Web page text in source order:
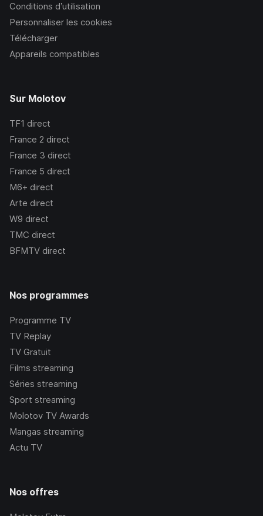
Conditions d’utilisation
Personnaliser les cookies
Télécharger
Appareils compatibles
Sur Molotov
TF1 direct
France 2 direct
France 3 direct
France 5 direct
M6+ direct
Arte direct
W9 direct
TMC direct
BFMTV direct
Nos programmes
Programme TV
TV Replay
TV Gratuit
Films streaming
Séries streaming
Sport streaming
Molotov TV Awards
Mangas streaming
Actu TV
Nos offres